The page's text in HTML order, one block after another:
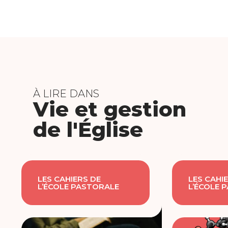
À LIRE DANS
Vie et gestion
de l'Église
LES CAHIERS DE
L’ÉCOLE PASTORALE
LES
L’ÉCOLE